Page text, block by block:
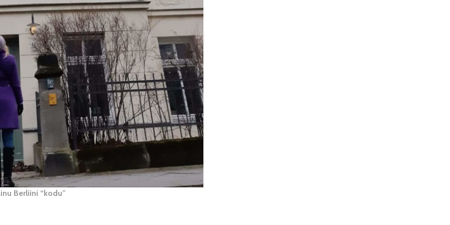
Berliini “kodu”